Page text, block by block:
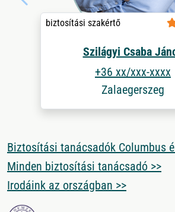
biztosítási szakértő
Szilágyi Csaba
+36 xx/xxx-xxxx
Zalaegerszeg
Biztosítási tanácsadók Columbus
Minden biztosítási tanácsadó >>
Irodáink az országban >>